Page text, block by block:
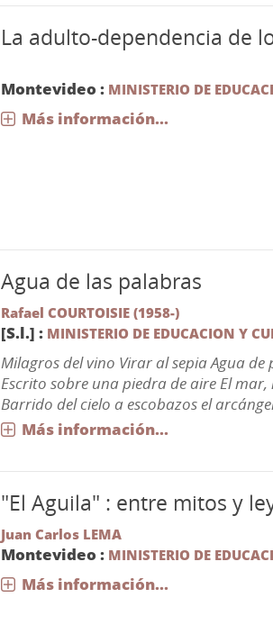
La adulto-dependencia de
Montevideo : MINISTERIO DE
Más información...
Agua de las palabras
Rafael COURTOISIE (1958-)
[S.l.] : MINISTERIO DE EDUCACION Y
Milagros del vino Virar al sepia Agua
Escrito sobre una piedra de aire El
Barrido del cielo a escobazos el
Más información...
"El Aguila" : entre mitos y
Juan Carlos LEMA
Montevideo : MINISTERIO DE
Más información...